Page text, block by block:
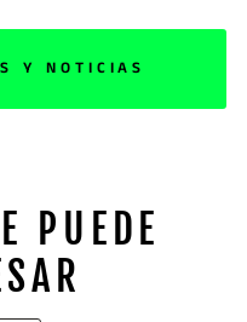
Y NOTICIAS
PUEDE